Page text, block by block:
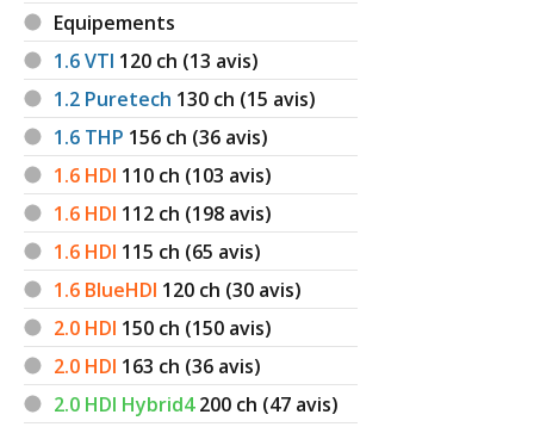
Equipements
1.6 VTI 120 ch (13 avis)
1.2 Puretech 130 ch (15 avis)
1.6 THP 156 ch (36 avis)
1.6 HDI 110 ch (103 avis)
1.6 HDI 112 ch (198 avis)
1.6 HDI 115 ch (65 avis)
1.6 BlueHDI 120 ch (30 avis)
2.0 HDI 150 ch (150 avis)
2.0 HDI 163 ch (36 avis)
2.0 HDI Hybrid4200 ch (47 avis)